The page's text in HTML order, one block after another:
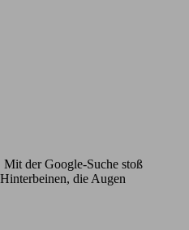
Mit der Google-Suche stoß
die Augen